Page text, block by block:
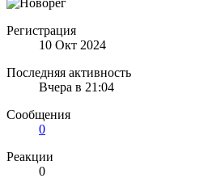
Регистрация
10 Окт 2024
Последняя активность
Вчера в 21:04
Сообщения
0
Реакции
0